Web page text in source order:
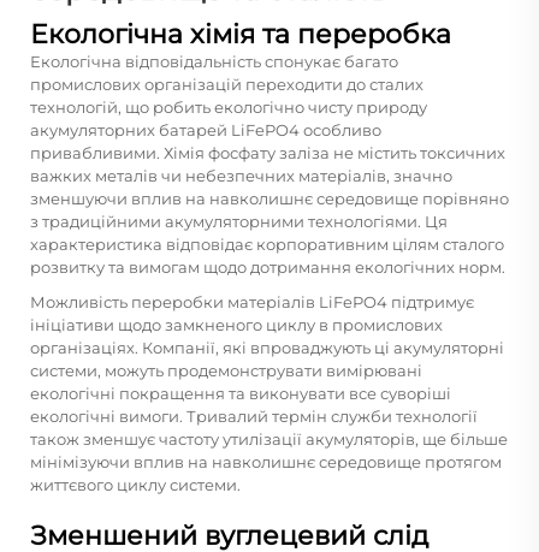
Екологічна хімія та переробка
Екологічна відповідальність спонукає багато
промислових організацій переходити до сталих
технологій, що робить екологічно чисту природу
акумуляторних батарей LiFePO4 особливо
привабливими. Хімія фосфату заліза не містить токсичних
важких металів чи небезпечних матеріалів, значно
зменшуючи вплив на навколишнє середовище порівняно
з традиційними акумуляторними технологіями. Ця
характеристика відповідає корпоративним цілям сталого
розвитку та вимогам щодо дотримання екологічних норм.
Можливість переробки матеріалів LiFePO4 підтримує
ініціативи щодо замкненого циклу в промислових
організаціях. Компанії, які впроваджують ці акумуляторні
системи, можуть продемонструвати вимірювані
екологічні покращення та виконувати все суворіші
екологічні вимоги. Тривалий термін служби технології
також зменшує частоту утилізації акумуляторів, ще більше
мінімізуючи вплив на навколишнє середовище протягом
життєвого циклу системи.
Зменшений вуглецевий слід